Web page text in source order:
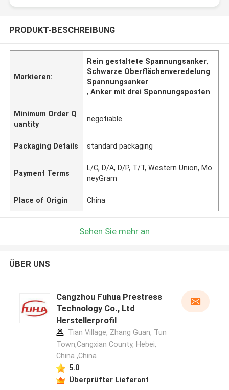
PRODUKT-BESCHREIBUNG
Markieren:
Rein gestaltete Spannungsanker,
Schwarze Oberflächenveredelung
Spannungsanker
,Anker mit drei Spannungsposten
Minimum Order Q
uantity
negotiable
Packaging Details standard packaging
Payment Terms
L/C, D/A, D/P, T/T, Western Union, Mo
neyGram
Place of Origin China
Sehen Sie mehr an
ÜBER UNS
Cangzhou Fuhua Prestress
Technology Co., Ltd
Herstellerprofil
Tian Village, Zhang Guan, Tun
Town,Cangxian County, Hebei,
China ,China
5.0
Überprüfter Lieferant